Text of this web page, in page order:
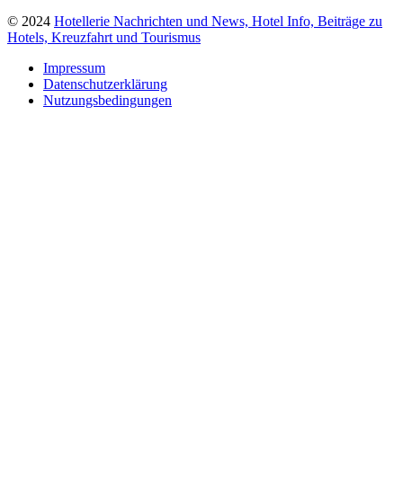
© 2024 Hotellerie Nachrichten und News, Hotel Info, Beiträge zu
Hotels, Kreuzfahrt und Tourismus
Impressum
Datenschutzerklärung
Nutzungsbedingungen